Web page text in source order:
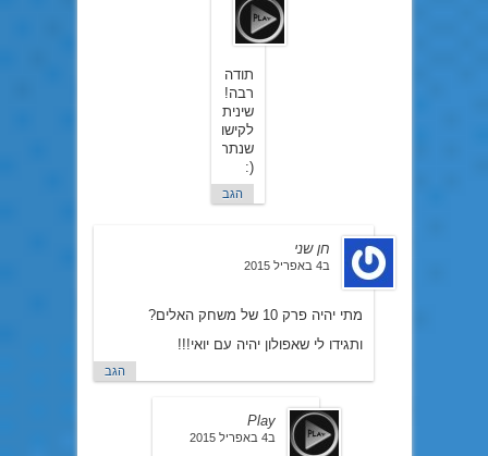
תודה
רבה!
שיניתי
לקישור
שנתת
(:
הגב
חן שני
ב4 באפריל 2015
מתי יהיה פרק 10 של משחק האלים?
ותגידו לי שאפולון יהיה עם יואי!!!
הגב
Play
ב4 באפריל 2015